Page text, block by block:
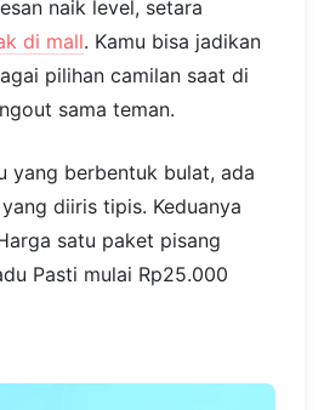
naik level, setara
di mall. Kamu bisa jadikan
pilihan camilan saat di
sama teman.
yang berbentuk bulat, ada
diiris tipis. Keduanya
satu paket pisang
Pasti mulai Rp25.000